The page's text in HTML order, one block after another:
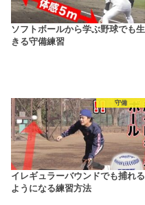
ソフトボールから学ぶ野球でも生
きる守備練習
守備
イレギュラーバウンドでも捕れる
ようになる練習方法